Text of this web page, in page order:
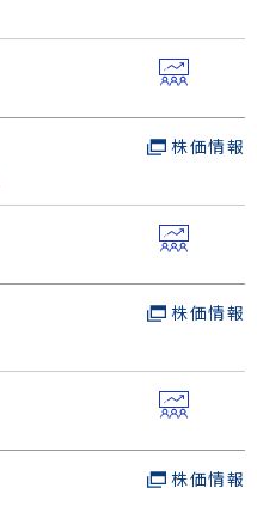
株価情報
株価情報
株価情報